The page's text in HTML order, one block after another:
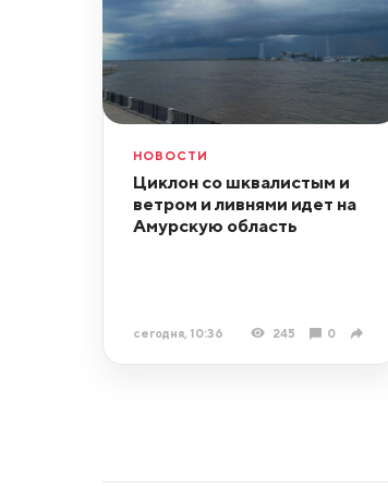
НОВОСТИ
Циклон со шквалистым и
ветром и ливнями идет на
Амурскую область
сегодня, 10:36 245 0